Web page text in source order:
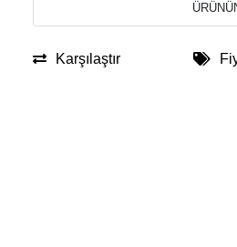
Karşılaştır